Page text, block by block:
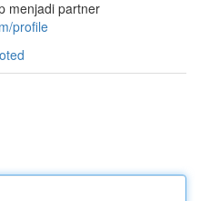
menjadi partner
profile